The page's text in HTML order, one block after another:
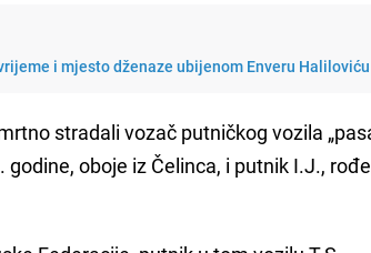
i mjesto dženaze ubijenom Enveru Haliloviću
stradali vozač putničkog vozila
oboje iz Čelinca, i putnik I.J.,